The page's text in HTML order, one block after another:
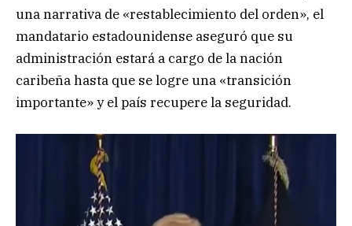
una narrativa de «restablecimiento del orden», el
mandatario estadounidense aseguró que su
administración estará a cargo de la nación
caribeña hasta que se logre una «transición
importante» y el país recupere la seguridad.